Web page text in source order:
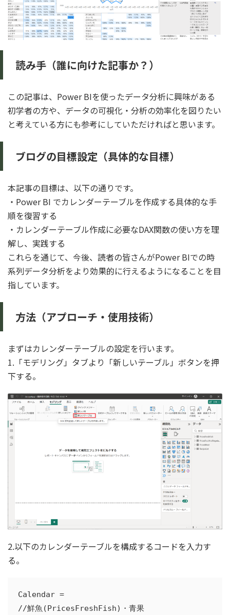
読み手（誰に向けた記事か？）
この記事は、Power BIを使ったデータ分析に興味がある
初学者の方や、データの可視化・分析の効率化を図りたい
と考えている方にも参考にしていただければと思います。
ブログの目標設定（具体的な目標）
本記事の目標は、以下の通りです。
・Power BI でカレンダーテーブルを作成する具体的な手
順を復習する
・カレンダーテーブル作成に必要なDAX関数の使い方を理
解し、実践する
これらを通じて、今後、読者の皆さんがPower BIでの時
系列データ分析をより効果的に行えるようになることを目
指しています。
方法（アプローチ・使用技術）
まずはカレンダーテーブルの設定を行います。
1.「モデリング」タブより「新しいテーブル」ボタンを押
下する。
2.以下のカレンダーテーブルを構成するコードを入力す
る。
Calendar =
//鮮魚(PricesFreshFish)・青果